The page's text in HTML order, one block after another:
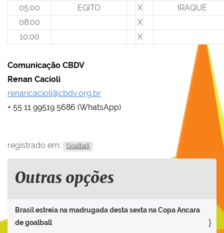
05:00
EGITO X
IRAQUE
08:00
X
10:00
X
Comunicação CBDV
Renan Cacioli
renancacioli@cbdv.org.br
+ 55 11 99519 5686 (WhatsApp)
registrado em: Goalball
Outras opções
Brasil estreia na madrugada desta sexta na Copa Ancara
de goalball